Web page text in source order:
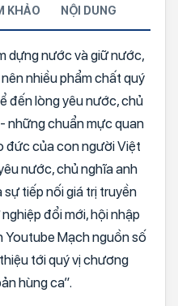
KHẢO NỘI DUNG
dựng nước và giữ nước,
nhiều phẩm chất quý
đến lòng yêu nước, chủ
những chuẩn mực quan
đức của con người Việt
nước, chủ nghĩa anh
tiếp nối giá trị truyền
đổi mới, hội nhập
Youtube Mạch nguồn số
tới quý vị chương
hùng ca”.